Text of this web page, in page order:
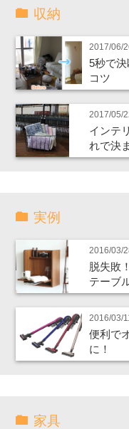
収納
2017/06/
5秒で
コツ
2017/05/
インテ
れで決
実例
2016/03/
脱失敗
テーブ
2016/03/
便利で
に！
家具